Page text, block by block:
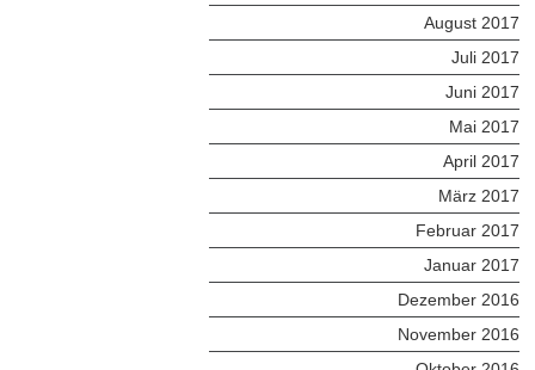
August 2017
Juli 2017
Juni 2017
Mai 2017
April 2017
März 2017
Februar 2017
Januar 2017
Dezember 2016
November 2016